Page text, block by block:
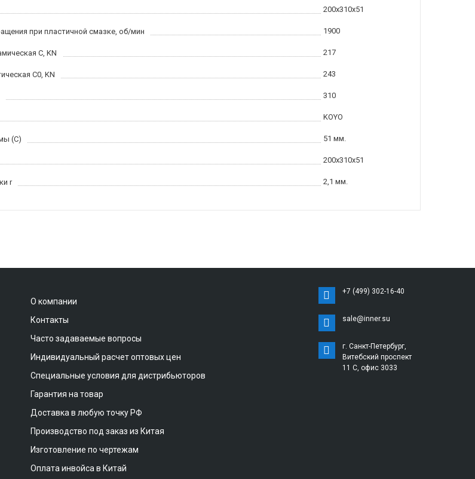
200x310x51
при пластичной смазке, об/мин 1900
C, KN 217
C0, KN 243
310
KOYO
(C) 51 мм.
200x310x51
r 2,1 мм.
О компании
Контакты
Часто задаваемые вопросы
Индивидуальный расчет оптовых цен
Специальные условия для дистрибьюторов
Гарантия на товар
Доставка в любую точку РФ
Производство под заказ из Китая
Изготовление по чертежам
Оплата инвойса в Китай
+7 (499) 302-16-40
sale@inner.su
г. Санкт-Петербург,
Витебский проспект
11 С, офис 3033